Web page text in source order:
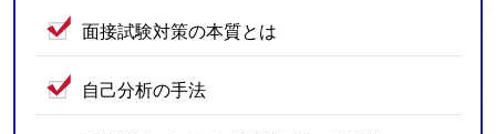
面接試験対策の本質とは
自己分析の手法